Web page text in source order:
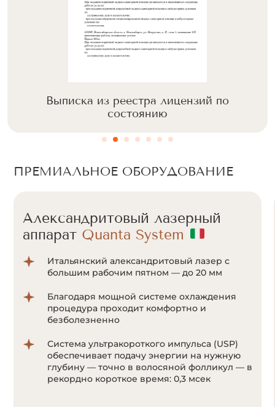
Выписка из реестра лицензий по
состоянию
ПРЕМИАЛЬНОЕ ОБОРУДОВАНИЕ
Александритовый лазерный
аппарат Quanta System
Итальянский александритовый лазер с
большим рабочим пятном — до 20 мм
Благодаря мощной системе охлаждения
процедура проходит комфортно и
безболезненно
Система ультракороткого импульса (USP)
обеспечивает подачу энергии на нужную
глубину — точно в волосяной фолликул — в
рекордно короткое время: 0,3 мсек